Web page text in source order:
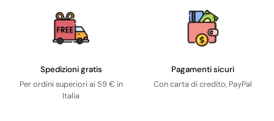
Spedizioni gratis
Per ordini superiori ai 59 € in
Italia
Pagamenti sicuri
Con carta di credito, PayPal